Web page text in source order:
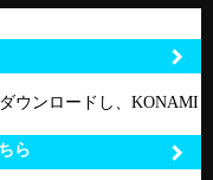
ウンロードし、KONAMI
ら